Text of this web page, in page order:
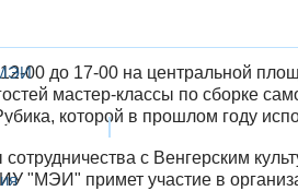
00 до 17-00 на центральной
мастер-классы по сборке
которой в прошлом году
с Венгерским
"МЭИ" примет участие в